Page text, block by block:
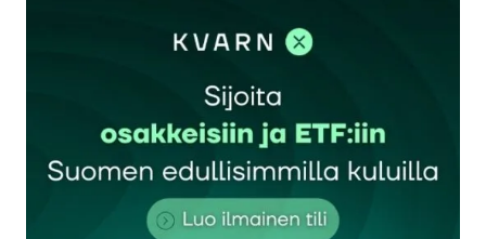
rekisteröityä
Sähköpostiosoitettasi ei julkaista.Pakolliset
kentät on merkitty*